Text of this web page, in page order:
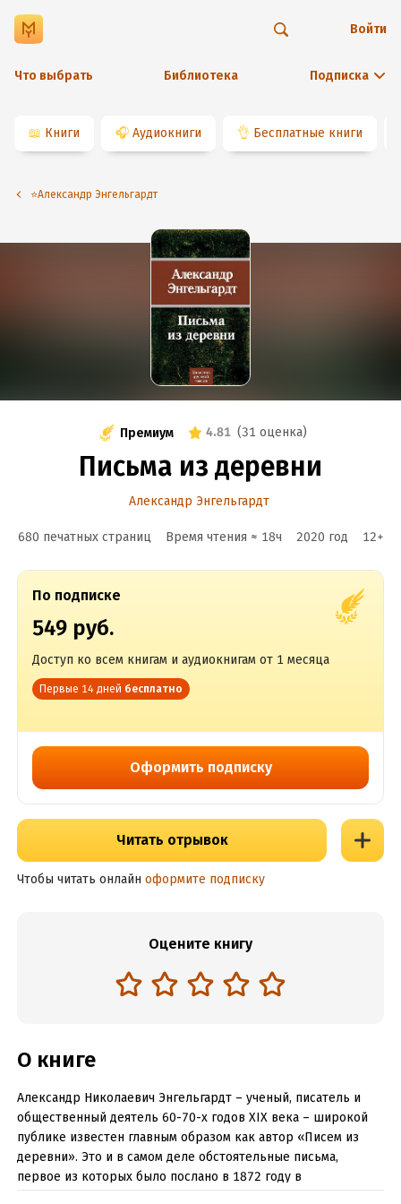
Что выбрать Библиотека Подписка
Войти
📖 Книги 🎧 Аудиокниги 👌 Бесплатные книги
⭐️Александр Энгельгардт
Премиум 4.81 (31 оценка)
Письма из деревни
Александр Энгельгардт
680 печатных страниц Время чтения ≈ 18ч 2020 год 12+
По подписке
549 руб.
Доступ ко всем книгам и аудиокнигам от 1 месяца
Первые 14 дней бесплатно
Оформить подписку
Читать отрывок
Чтобы читать онлайн оформите подписку
Оцените книгу
О книге
Александр Николаевич Энгельгардт – ученый, писатель и
общественный деятель 60-70-х годов XIX века – широкой
публике известен главным образом как автор «Писем из
деревни». Это и в самом деле обстоятельные письма,
первое из которых было послано в 1872 году в